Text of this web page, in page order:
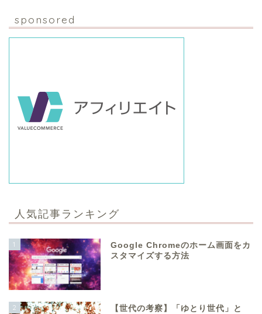
sponsored
人気記事ランキング
1
Google Chromeのホーム画面をカ
スタマイズする方法
2
【世代の考察】「ゆとり世代」と